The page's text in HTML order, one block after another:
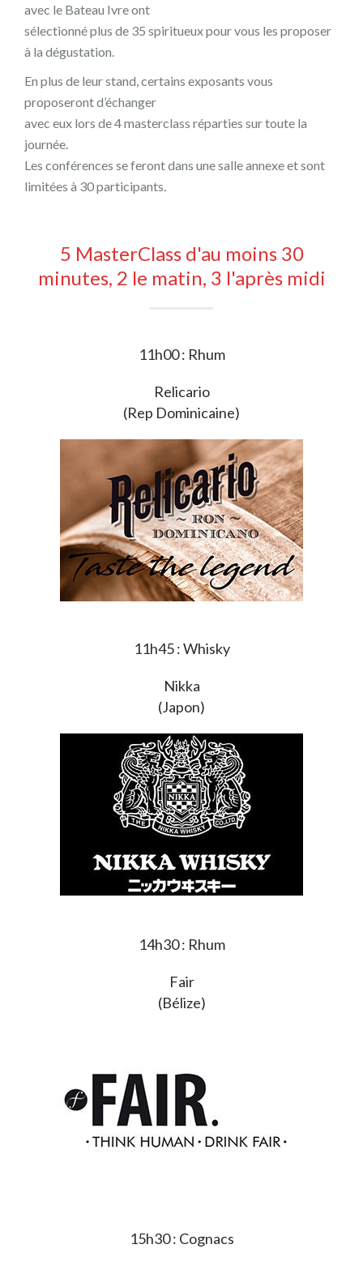
avec le Bateau Ivre ont
sélectionné plus de 35 spiritueux pour vous les proposer
à la dégustation.
En plus de leur stand, certains exposants vous
proposeront d’échanger
avec eux lors de 4 masterclass réparties sur toute la
journée.
Les conférences se feront dans une salle annexe et sont
limitées à 30 participants.
5 MasterClass d'au moins 30
minutes, 2 le matin, 3 l'après midi
11h00 : Rhum
Relicario
(Rep Dominicaine)
11h45 : Whisky
Nikka
(Japon)
14h30 : Rhum
Fair
(Bélize)
15h30 : Cognacs